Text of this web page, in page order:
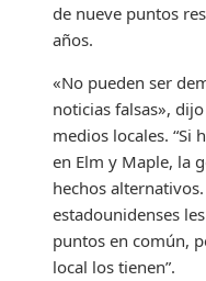
de nueve puntos
años.
«No pueden ser
noticias falsas»,
medios locales. “Si
en Elm y Maple, la
hechos
estadounidenses
puntos en común,
local los tienen”.